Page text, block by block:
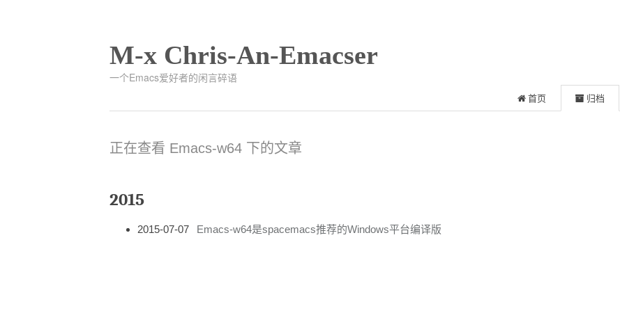
M-x Chris-An-Emacser
一个Emacs爱好者的闲言碎语
首页 归档
正在查看 Emacs-w64 下的文章
2015
2015-07-07 Emacs-w64是spacemacs推荐的Windows平台编译版